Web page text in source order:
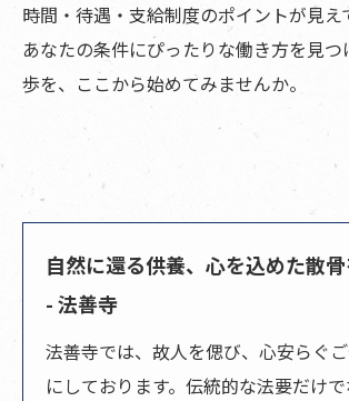
時間・待遇・支給制度のポイントが見え
あなたの条件にぴったりな働き方を見
歩を、ここから始めてみませんか。
自然に還る供養、心を込めた散
- 法善寺
法善寺では、故人を偲び、心安らぐ
にしております。伝統的な法要だけ